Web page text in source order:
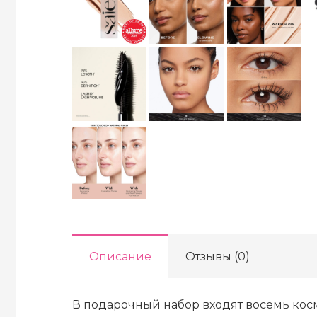
Описание Отзывы (0)
В подарочный набор входят восемь